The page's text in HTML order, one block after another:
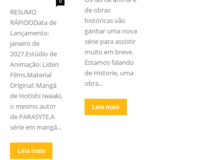
RESUMO
RÁPIDOData de
Lançamento:
janeiro de
2027.Estúdio de
Animação: Liden
Films.Material
Original: Mangá
de Hotishi Iwaaki,
o mesmo autor
de PARASYTE.A
série em mangá...
Leia mais
de obras
históricas vão
ganhar uma nova
série para assistir
muito em breve.
Estamos falando
de Historie, uma
obra...
Leia mais